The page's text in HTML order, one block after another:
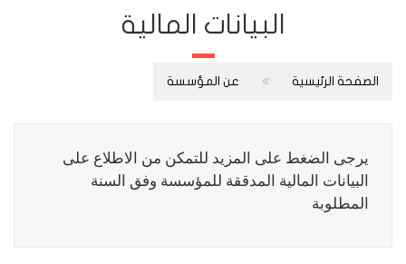
البيانات المالية
الصفحة الرئيسية عن المؤسسة
يرجى الضغط على المزيد للتمكن من الاطلاع على
البيانات المالية المدققة للمؤسسة وفق السنة
المطلوبة